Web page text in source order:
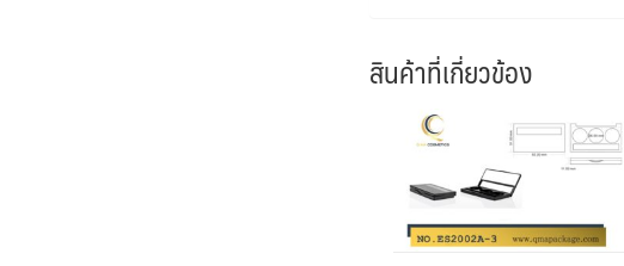
สินค้าที่เกี่ยวข้อง